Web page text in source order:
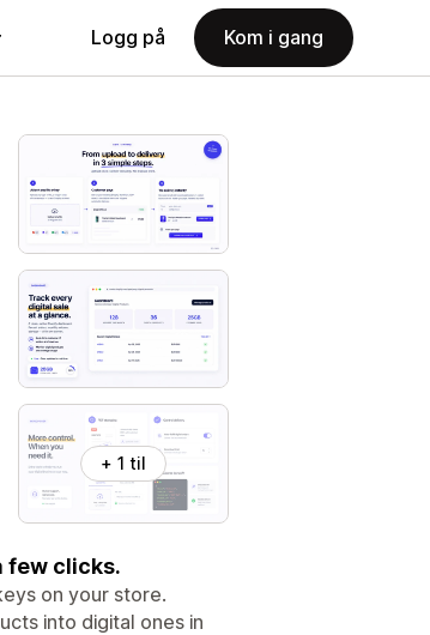
Logg på Kom i gang
+ 1 til
few clicks.
on your store.
into digital ones in